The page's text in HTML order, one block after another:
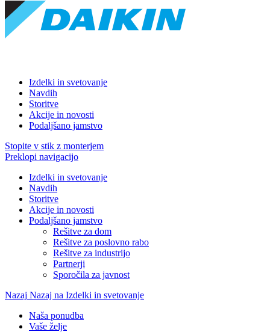
Izdelki in svetovanje
Navdih
Storitve
Akcije in novosti
Podaljšano jamstvo
Stopite v stik z monterjem
Preklopi navigacijo
Izdelki in svetovanje
Navdih
Storitve
Akcije in novosti
Podaljšano jamstvo
Rešitve za dom
Rešitve za poslovno rabo
Rešitve za industrijo
Partnerji
Sporočila za javnost
Nazaj Nazaj na Izdelki in svetovanje
Naša ponudba
Vaše želje